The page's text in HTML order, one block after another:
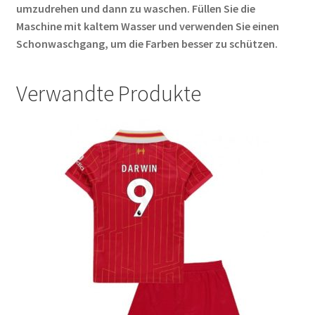
umzudrehen und dann zu waschen. Füllen Sie die
Maschine mit kaltem Wasser und verwenden Sie einen
Schonwaschgang, um die Farben besser zu schützen.
Verwandte Produkte